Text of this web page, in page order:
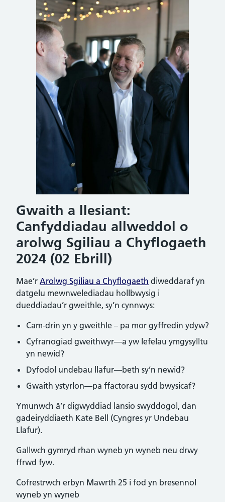
Gwaith a llesiant:
Canfyddiadau allweddol o
arolwg Sgiliau a Chyflogaeth
2024 (02 Ebrill)
Mae’r Arolwg Sgiliau a Chyflogaeth diweddaraf yn
datgelu mewnwelediadau hollbwysig i
dueddiadau’r gweithle, sy’n cynnwys:
Cam-drin yn y gweithle – pa mor gyffredin ydyw?
Cyfranogiad gweithwyr—a yw lefelau ymgysylltu
yn newid?
Dyfodol undebau llafur—beth sy’n newid?
Gwaith ystyrlon—pa ffactorau sydd bwysicaf?
Ymunwch â’r digwyddiad lansio swyddogol, dan
gadeiryddiaeth Kate Bell (Cyngres yr Undebau
Llafur).
Gallwch gymryd rhan wyneb yn wyneb neu drwy
ffrwd fyw.
Cofrestrwch erbyn Mawrth 25 i fod yn bresennol
wyneb yn wyneb